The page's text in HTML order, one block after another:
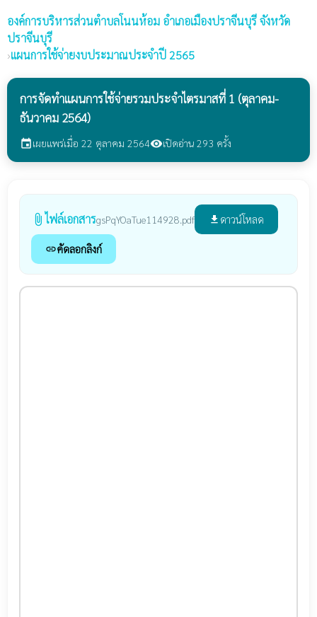
องค์การบริหารส่วนตำบลโนนห้อม อำเภอเมืองปราจีนบุรี จังหวัด
ปราจีนบุรี
›แผนการใช้จ่ายงบประมาณประจำปี 2565
การจัดทำแผนการใช้จ่ายรวมประจำไตรมาสที่ 1 (ตุลาคม-
ธันวาคม 2564)
eventเผยแพร่เมื่อ 22 ตุลาคม 2564visibilityเปิดอ่าน 293 ครั้ง
attach_file ไฟล์เอกสารgsPqYOaTue114928.pdf file_download ดาวน์โหลด
linkคัดลอกลิงก์